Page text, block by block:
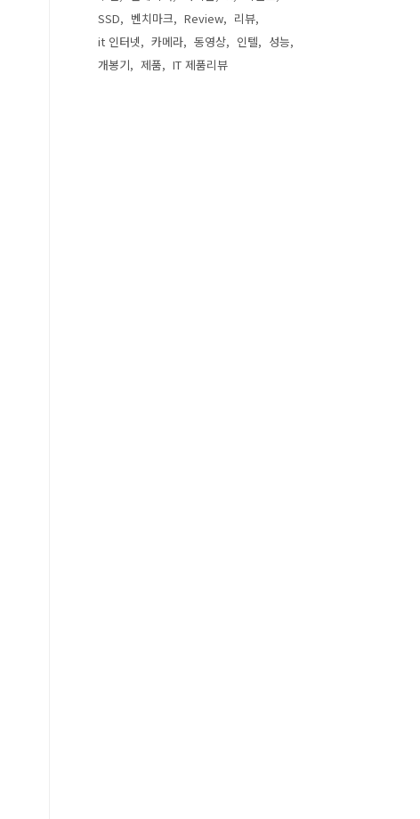
SSD
벤치마크 Review
리뷰
it 인터넷
카메라 동영상 인텔
성능
개봉기
제품 IT 제품리뷰